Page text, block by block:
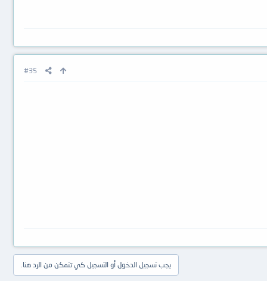
#35
يجب تسجيل الدخول أو التسجيل كي تتمكن من الرد هنا.